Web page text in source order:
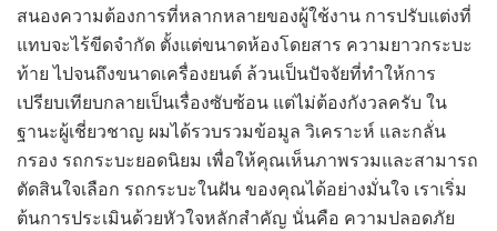
สนองความต้องการที่หลากหลายของผู้ใช้งาน การปรับแต่งที่
แทบจะไร้ขีดจำกัด ตั้งแต่ขนาดห้องโดยสาร ความยาวกระบะ
ท้าย ไปจนถึงขนาดเครื่องยนต์ ล้วนเป็นปัจจัยที่ทำให้การ
เปรียบเทียบกลายเป็นเรื่องซับซ้อน แต่ไม่ต้องกังวลครับ ใน
ฐานะผู้เชี่ยวชาญ ผมได้รวบรวมข้อมูล วิเคราะห์ และกลั่น
กรอง รถกระบะยอดนิยม เพื่อให้คุณเห็นภาพรวมและสามารถ
ตัดสินใจเลือก รถกระบะในฝัน ของคุณได้อย่างมั่นใจ เราเริ่ม
ต้นการประเมินด้วยหัวใจหลักสำคัญ นั่นคือ ความปลอดภัย